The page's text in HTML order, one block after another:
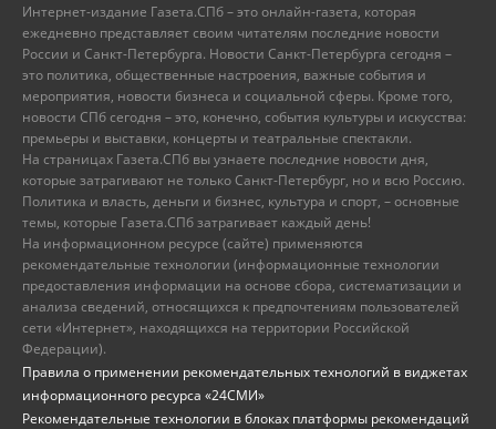
Интернет-издание Газета.СПб – это онлайн-газета, которая
ежедневно представляет своим читателям последние новости
России и Санкт-Петербурга. Новости Санкт-Петербурга сегодня –
это политика, общественные настроения, важные события и
мероприятия, новости бизнеса и социальной сферы. Кроме того,
новости СПб сегодня – это, конечно, события культуры и искусства:
премьеры и выставки, концерты и театральные спектакли.
На страницах Газета.СПб вы узнаете последние новости дня,
которые затрагивают не только Санкт-Петербург, но и всю Россию.
Политика и власть, деньги и бизнес, культура и спорт, – основные
темы, которые Газета.СПб затрагивает каждый день!
На информационном ресурсе (сайте) применяются
рекомендательные технологии (информационные технологии
предоставления информации на основе сбора, систематизации и
анализа сведений, относящихся к предпочтениям пользователей
сети «Интернет», находящихся на территории Российской
Федерации).
Правила о применении рекомендательных технологий в виджетах
информационного ресурса «24СМИ»
Рекомендательные технологии в блоках платформы рекомендаций